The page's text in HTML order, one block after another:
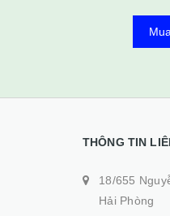
THÔNG TIN
18/655
Hải Phòng